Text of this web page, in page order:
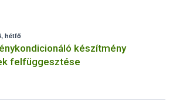
hétfő
készítmény
felfüggesztése